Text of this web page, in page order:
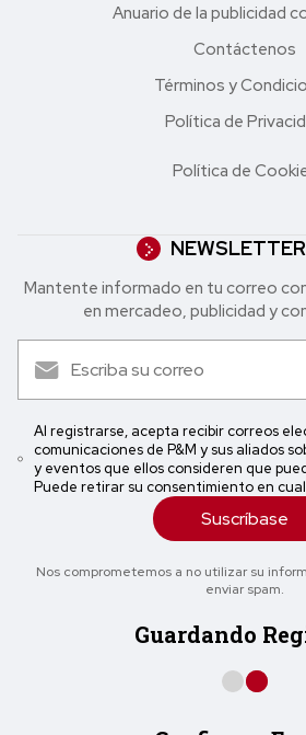
Anuario de la publicidad
Contáctenos
Términos y
Política de
Política de
Mantente informado en tu correo
en mercadeo, publicidad y
Al registrarse, acepta recibir correos
comunicaciones de P&M y sus aliados
y eventos que ellos consideren que
Puede retirar su consentimiento en
Suscríbase
Nos comprometemos a no utilizar su
enviar spam.
Guardando